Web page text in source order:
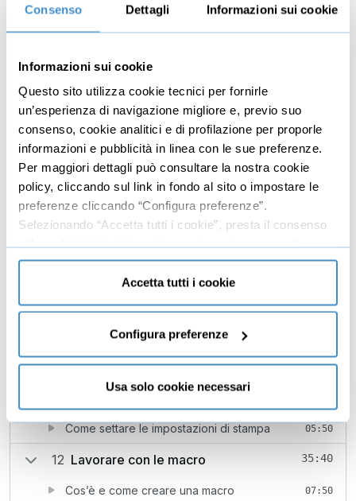
Consenso Dettagli Informazioni sui cookie
Informazioni sui cookie
Questo sito utilizza cookie tecnici per fornirle
un’esperienza di navigazione migliore e, previo suo
consenso, cookie analitici e di profilazione per proporle
informazioni e pubblicità in linea con le sue preferenze.
Per maggiori dettagli può consultare la nostra cookie
policy, cliccando sul link in fondo al sito o impostare le
preferenze cliccando “Configura preferenze”.
Selezionando “Accetta tutti i cookie”, presta il consenso
all’uso di tutti i tipi di cookie mentre può revocare il
consenso cliccando su “Usa solo cookie necessari” e
saranno attivati i soli cookie tecnici necessari al corretto
funzionamento del sito.
Accetta tutti i cookie
Configura preferenze
Usa solo cookie necessari
record
Come cambiare l’ordine di tabulazione
Come creare altri tipi di maschere
Come creare una maschera di navigazione 05:26
Creare i report 50:55
Cosa sono i report 04:43
Come usare la creazione guidata report
Come gestire un report in visualizzazione
struttura
Come applicare la formattazione
condizionale
08:54
Come settare le impostazioni di stampa 05:50
12 Lavorare con le macro 35:40
Cos’è e come creare una macro 07:50